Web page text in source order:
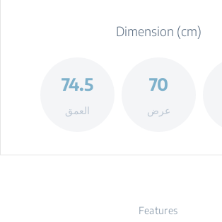
Dimension (cm)
70
عرض
74.5
العمق
Features